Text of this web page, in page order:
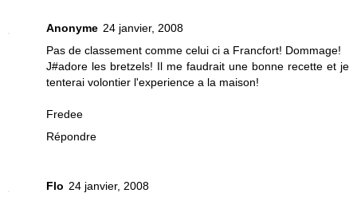
Anonyme 24 janvier, 2008
Pas de classement comme celui ci a Francfort! Dommage!
J#adore les bretzels! Il me faudrait une bonne recette et je
tenterai volontier l'experience a la maison!
Fredee
Répondre
Flo 24 janvier, 2008